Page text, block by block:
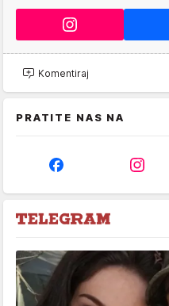
Komentiraj
PRATITE NAS NA